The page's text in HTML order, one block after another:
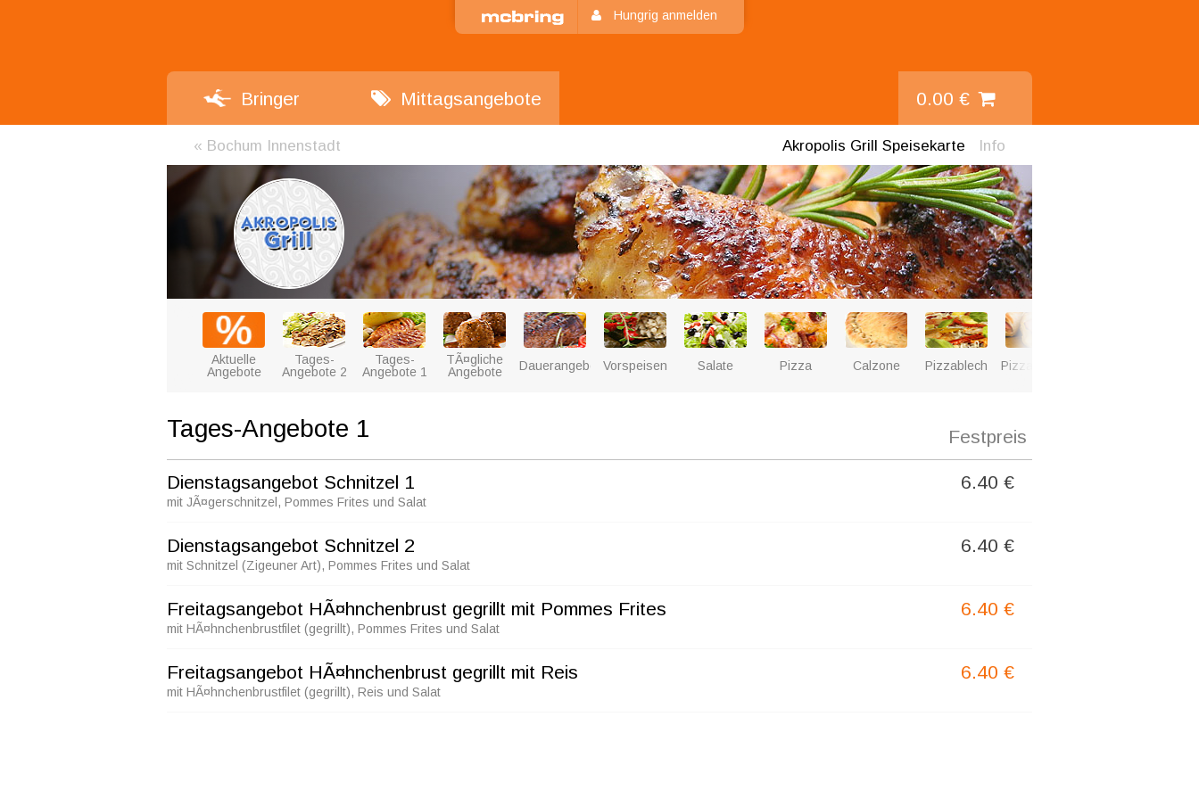
Hungrig anmelden
Bringer Mittagsangebote 0.00 €
« Bochum Innenstadt Akropolis Grill Speisekarte Info
Aktuelle
Angebote
Tages-
Angebote 2
Tages-
Angebote 1
TÃ¤gliche
Angebote
DauerangeboteVorspeisen Salate Pizza Calzone Pizzablech PizzabrÃ¶tchen
Tages-Angebote 1 Festpreis
Dienstagsangebot Schnitzel 1
mit JÃ¤gerschnitzel, Pommes Frites und Salat
6.40 €
Dienstagsangebot Schnitzel 2
mit Schnitzel (Zigeuner Art), Pommes Frites und Salat
6.40 €
Freitagsangebot HÃ¤hnchenbrust gegrillt mit Pommes Frites
mit HÃ¤hnchenbrustfilet (gegrillt), Pommes Frites und Salat
6.40 €
Freitagsangebot HÃ¤hnchenbrust gegrillt mit Reis
mit HÃ¤hnchenbrustfilet (gegrillt), Reis und Salat
6.40 €